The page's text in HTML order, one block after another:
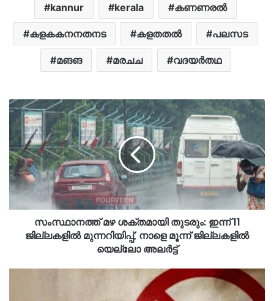
kannur kerala കണണരൽ
കളകകനനതനട കളതതൽ പലസട
മങങ മരചച വദയർതഥ
സംസ്ഥാനത്ത് മഴ ശക്തമായി തുടരും: ഇന്ന് 11
ജില്ലകളിൽ മുന്നറിയിപ്പ്, നാളെ മൂന്ന് ജില്ലകളിൽ
യെല്ലോ അലർട്ട്